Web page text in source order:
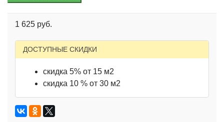
1 625 руб.
ДОСТУПНЫЕ СКИДКИ
скидка 5% от 15 м2
скидка 10 % от 30 м2